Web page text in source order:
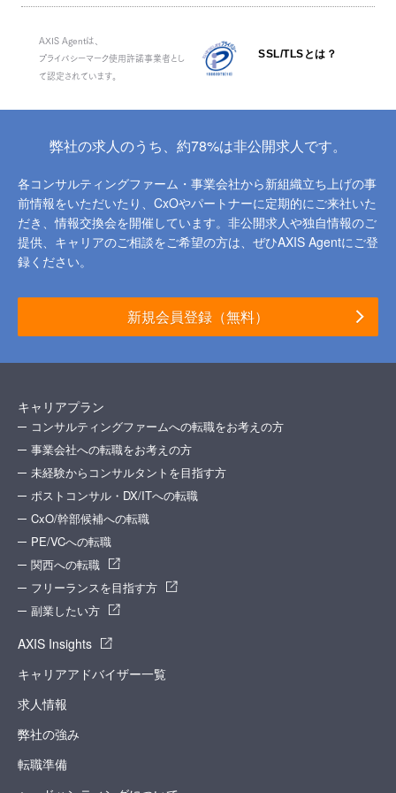
AXIS Agentは、
プライバシーマーク使用許諾事業者とし
て認定されています。
SSL/TLSとは？
弊社の求人のうち、約78%は非公開求人です。
各コンサルティングファーム・事業会社から新組織立ち上げの事
前情報をいただいたり、 CxOやパートナーに定期的にご来社いた
だき、情報交換会を開催しています。 非公開求人や独自情報のご
提供、キャリアのご相談をご希望の方は、ぜひAXIS Agentにご登
録ください。
新規会員登録（無料）
キャリアプラン
コンサルティングファームへの転職をお考えの方
事業会社への転職をお考えの方
未経験からコンサルタントを目指す方
ポストコンサル・DX/ITへの転職
CxO/幹部候補への転職
PE/VCへの転職
関西への転職
フリーランスを目指す方
副業したい方
AXIS Insights
キャリアアドバイザー一覧
求人情報
弊社の強み
転職準備